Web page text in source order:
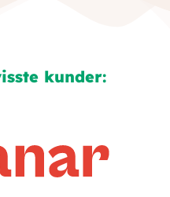
kunder: